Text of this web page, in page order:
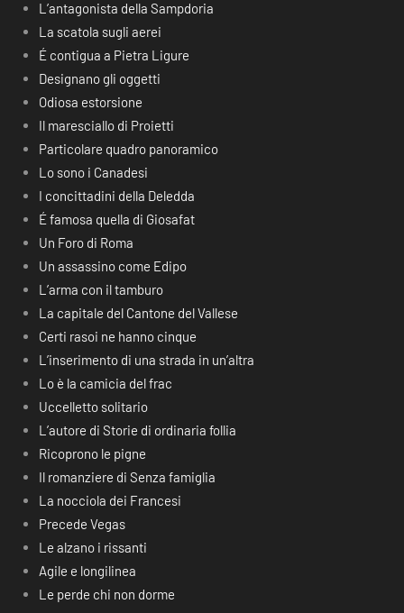
L’antagonista della Sampdoria
La scatola sugli aerei
É contigua a Pietra Ligure
Designano gli oggetti
Odiosa estorsione
Il maresciallo di Proietti
Particolare quadro panoramico
Lo sono i Canadesi
I concittadini della Deledda
É famosa quella di Giosafat
Un Foro di Roma
Un assassino come Edipo
L’arma con il tamburo
La capitale del Cantone del Vallese
Certi rasoi ne hanno cinque
L’inserimento di una strada in un’altra
Lo è la camicia del frac
Uccelletto solitario
L’autore di Storie di ordinaria follia
Ricoprono le pigne
Il romanziere di Senza famiglia
La nocciola dei Francesi
Precede Vegas
Le alzano i rissanti
Agile e longilinea
Le perde chi non dorme